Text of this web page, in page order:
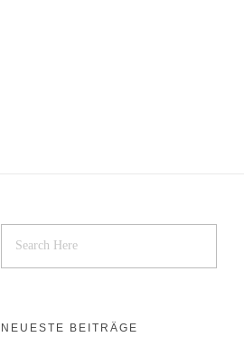
NEUESTE BEITRÄGE